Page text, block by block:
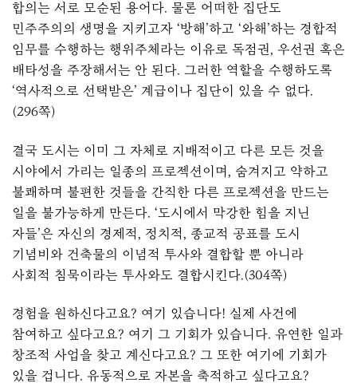
합의는 서로 모순된 용어다. 물론 어떠한 집단도
민주주의의 생명을 지키고자 ‘방해’하고 ‘와해’하는 경합적
임무를 수행하는 행위주체라는 이유로 독점권, 우선권 혹은
배타성을 주장해서는 안 된다. 그러한 역할을 수행하도록
‘역사적으로 선택받은’ 계급이나 집단이 있을 수 없다.
(296쪽)
결국 도시는 이미 그 자체로 지배적이고 다른 모든 것을
시야에서 가리는 일종의 프로젝션이며, 숨겨지고 약하고
불쾌하며 불편한 것들을 간직한 다른 프로젝션을 만드는
일을 불가능하게 만든다. ‘도시에서 막강한 힘을 지닌
자들’은 자신의 경제적, 정치적, 종교적 공표를 도시
기념비와 건축물의 이념적 투사와 결합할 뿐 아니라
사회적 침묵이라는 투사와도 결합시킨다.(304쪽)
경험을 원하신다고요? 여기 있습니다! 실제 사건에
참여하고 싶다고요? 여기 그 기회가 있습니다. 유연한 일과
창조적 사업을 찾고 계신다고요? 그 또한 여기에 기회가
있을 겁니다. 유동적으로 자본을 축적하고 싶다고요?